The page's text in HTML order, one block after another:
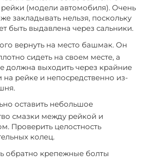
(модели автомобиля). Очень
закладывать нельзя, поскольку
быть выдавлена через сальники.
вернуть на место башмак. Он
сидеть на своем месте, а
должна выходить через крайние
на рейке и непосредственно из-
оставить небольшое
смазки между рейкой и
Проверить целостность
колец.
обратно крепежные болты